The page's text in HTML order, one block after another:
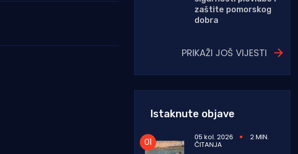
zaštite pomorskog
dobra
PRIKAŽI JOŠ VIJESTI
Istaknute objave
05 kol. 2026 2 MIN.
ČITANJA